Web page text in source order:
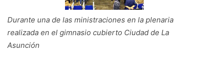
Durante una de las ministraciones en la plenaria
realizada en el gimnasio cubierto Ciudad de La
Asunción